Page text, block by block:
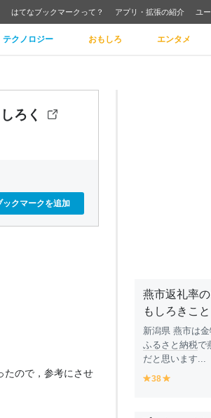
はてなブックマークって？ アプリ・拡張の紹介 ユ
テクノロジー おもしろ エンタメ
ろく
ックマークを追加
ので，参考にさせ
燕市返礼率
もしろきこ
新潟県 燕市は
ふるさと納税で
だと思います...
y
38